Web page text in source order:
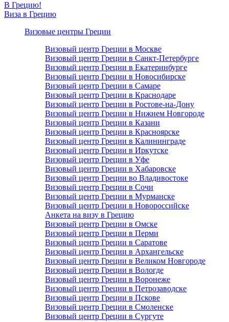
В Грецию!
Виза в Грецию
Визовые центры Греции
Визовый центр Греции в Москве
Визовый центр Греции в Санкт-Петербурге
Визовый центр Греции в Екатеринбурге
Визовый центр Греции в Новосибирске
Визовый центр Греции в Самаре
Визовый центр Греции в Краснодаре
Визовый центр Греции в Ростове-на-Дону
Визовый центр Греции в Нижнем Новгороде
Визовый центр Греции в Казани
Визовый центр Греции в Красноярске
Визовый центр Греции в Калининграде
Визовый центр Греции в Иркутске
Визовый центр Греции в Уфе
Визовый центр Греции в Хабаровске
Визовый центр Греции во Владивостоке
Визовый центр Греции в Сочи
Визовый центр Греции в Мурманске
Визовый центр Греции в Новороссийске
Анкета на визу в Грецию
Визовый центр Греции в Омске
Визовый центр Греции в Перми
Визовый центр Греции в Саратове
Визовый центр Греции в Архангельске
Визовый центр Греции в Великом Новгороде
Визовый центр Греции в Вологде
Визовый центр Греции в Воронеже
Визовый центр Греции в Петрозаводске
Визовый центр Греции в Пскове
Визовый центр Греции в Смоленске
Визовый центр Греции в Сургуте